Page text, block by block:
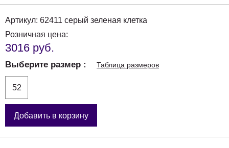
Артикул: 62411 серый зеленая клетка
Розничная цена:
3016 руб.
Выберите размер Таблица размеров
52
Добавить в корзину